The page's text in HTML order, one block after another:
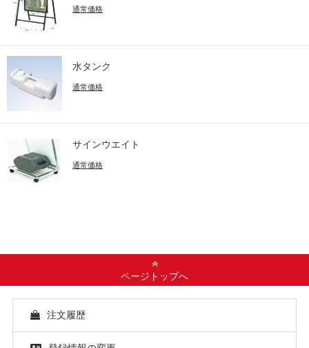
通常価格
水タンク
通常価格
サインウエイト
通常価格
ページトップへ
注文履歴